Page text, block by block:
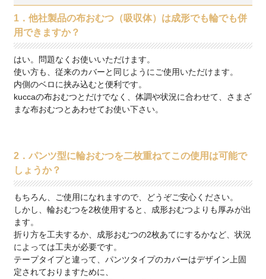
1．他社製品の布おむつ（吸収体）は成形でも輪でも併
用できますか？
はい。問題なくお使いいただけます。
使い方も、従来のカバーと同じようにご使用いただけます。
内側のベロに挟み込むと便利です。
kuccaの布おむつとだけでなく、体調や状況に合わせて、さまざ
まな布おむつとあわせてお使い下さい。
2．パンツ型に輪おむつを二枚重ねてこの使用は可能で
しょうか？
もちろん、ご使用になれますので、どうぞご安心ください。
しかし、輪おむつを2枚使用すると、成形おむつよりも厚みが出
ます。
折り方を工夫するか、成形おむつの2枚あてにするかなど、状況
によっては工夫が必要です。
テープタイプと違って、パンツタイプのカバーはデザイン上固
定されておりますために、